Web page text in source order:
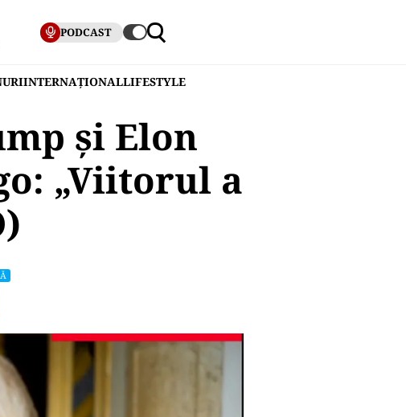
PODCAST
INTERNAȚIONALLIFESTYLE
și Elon
„Viitorul a